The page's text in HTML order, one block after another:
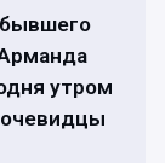
бывшего
утром